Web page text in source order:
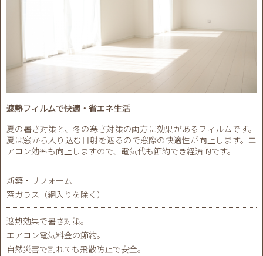
遮熱フィルムで快適・省エネ生活
夏の暑さ対策と、冬の寒さ対策の両方に効果があるフィルムです。
夏は窓から入り込む日射を遮るので窓際の快適性が向上します。エ
アコン効率も向上しますので、電気代も節約でき経済的です。
新築・リフォーム
窓ガラス（網入りを除く）
遮熱効果で暑さ対策。
エアコン電気料金の節約。
自然災害で割れても飛散防止で安全。